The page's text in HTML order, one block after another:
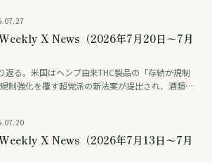
告を規制。日本では薬物をめぐる議論番組の後編
X News（2026年7月20日〜7月
返る。米国はヘンプ由来THC製品の「存続か規制
制強化を覆す超党派の新法案が提出され、酒類業
が、医療・健康目的に限り娯楽利用は認めない新
臣に提出。日本では「大麻解禁は救いか破滅か」
組が話題となった。
X News（2026年7月13日〜7月